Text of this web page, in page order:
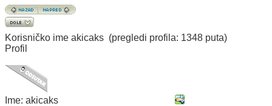
Korisničko ime akicaks (pregledi profila: 1348 puta)
Profil
Ime: akicaks